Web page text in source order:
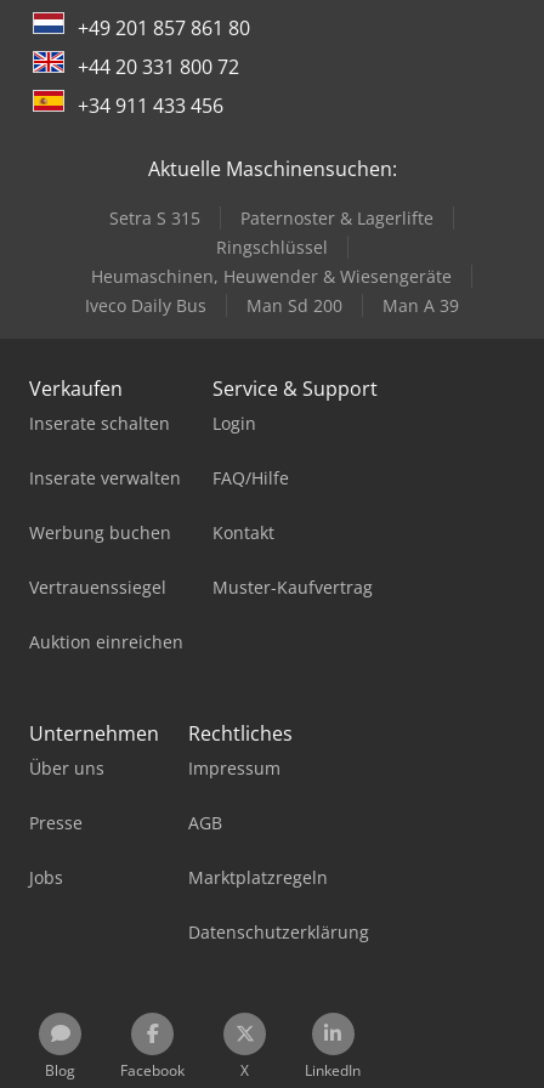
Kommissionierregale oder Behälter können wir Ihnen
anbieten.
+49 201 857 861 80
+44 20 331 800 72
+34 911 433 456
Aktuelle Maschinensuchen:
Setra S 315
Paternoster & Lagerlifte
Ringschlüssel
Heumaschinen, Heuwender & Wiesengeräte
Iveco Daily Bus
Man Sd 200 Man A 39
Verkaufen
Inserate schalten
Inserate verwalten
Werbung buchen
Vertrauenssiegel
Auktion einreichen
Service & Support
Login
FAQ/Hilfe
Kontakt
Muster-Kaufvertrag
Unternehmen
Über uns
Presse
Jobs
Rechtliches
Impressum
AGB
Marktplatzregeln
Datenschutzerklärung
Blog Facebook X LinkedIn